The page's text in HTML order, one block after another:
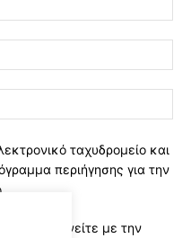
ταχυδρομείο και
περιήγησης για την
συμφωνείτε με την